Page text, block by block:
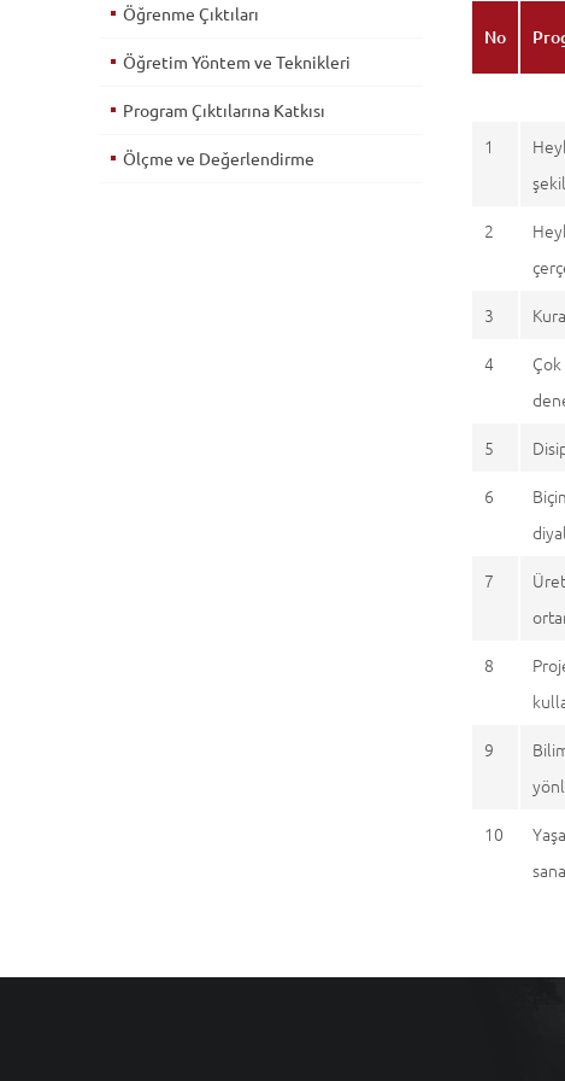
No
1
2
3
4
5
6
7
8
9
10
Öğrenme Çıktıları
Öğretim Yöntem ve Teknikleri
Program Çıktılarına Katkısı
Ölçme ve Değerlendirme